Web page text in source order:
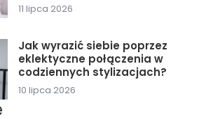
11 lipca 2026
Jak wyrazić siebie poprzez
eklektyczne połączenia w
codziennych stylizacjach?
10 lipca 2026